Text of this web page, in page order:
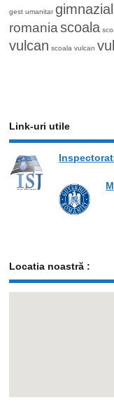
gest umanitar
romania scoala
vulcan scoala vulcan
Link-uri utile
Locatia noastră :